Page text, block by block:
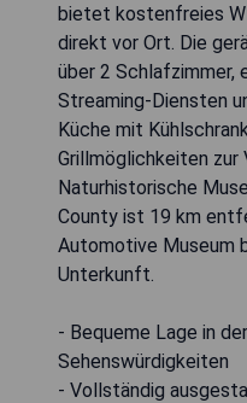
bietet kostenfreies
direkt vor Ort. Die
über 2 Schlafzimmer,
Streaming-Diensten
Küche mit
Grillmöglichkeiten zur
Naturhistorische
County ist 19 km
Automotive Museum
Unterkunft.
- Bequeme Lage in
Sehenswürdigkeiten
- Vollständig